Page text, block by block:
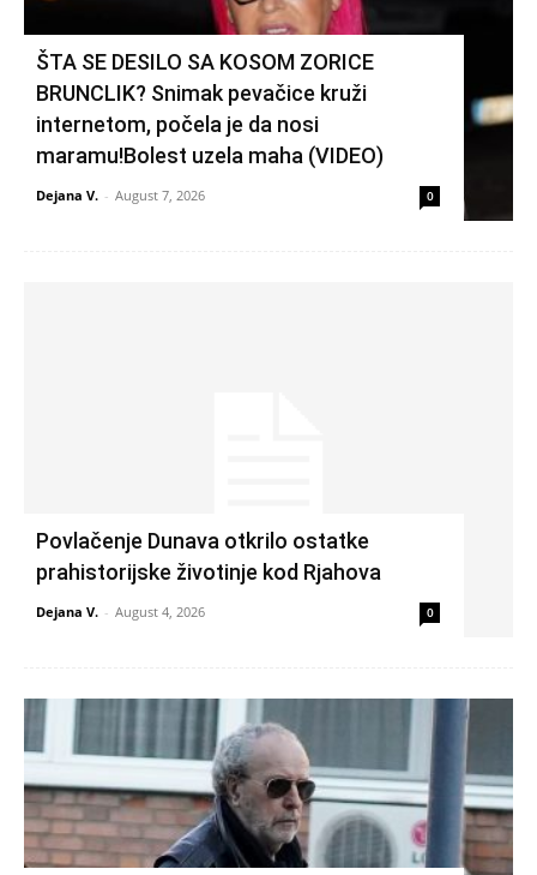
ŠTA SE DESILO SA KOSOM ZORICE
BRUNCLIK? Snimak pevačice kruži
internetom, počela je da nosi
maramu!Bolest uzela maha (VIDEO)
Dejana V. - August 7, 2026 0
Povlačenje Dunava otkrilo ostatke
prahistorijske životinje kod Rjahova
Dejana V. - August 4, 2026 0